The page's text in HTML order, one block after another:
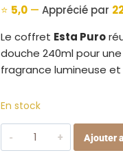
⭐ 5,0— Apprécié par
Le coffret Esta Puro
douche 240ml pour
fragrance lumineuse
En stock
quantité
de
Ajouter